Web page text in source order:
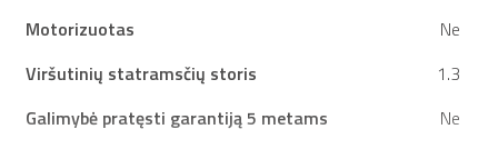
Motorizuotas
Ne
Viršutinių statramsčių storis
1.3
Galimybė pratęsti garantiją 5 metams
Ne